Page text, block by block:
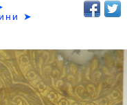
➤